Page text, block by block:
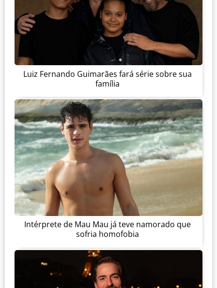
Luiz Fernando Guimarães fará série sobre sua
família
Intérprete de Mau Mau já teve namorado que
sofria homofobia